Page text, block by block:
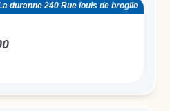
duranne 240 Rue louis de broglie